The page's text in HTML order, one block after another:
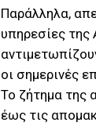
Παράλληλα,
υπηρεσίες
οι σημερινές
Το ζήτημα της
έως τις